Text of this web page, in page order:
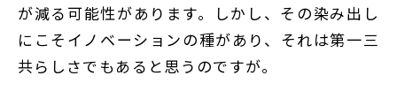
が減る可能性があります。しかし、その染み出し
にこそイノベーションの種があり、それは第一三
共らしさでもあると思うのですが。